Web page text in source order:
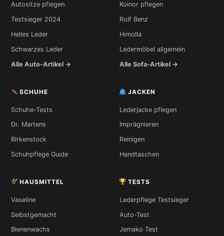
Autositze pflegen
Testsieger 2024
Helles Leder
Schwarzes Leder
Alle Auto-Artikel →
Koinor pflegen
Rolf Benz
Himolla
Ledermöbel allgemein
Alle Sofa-Artikel →
SCHUHE
Schuhe-Tests
Dr. Martens
Birkenstock
Schuhpflege Guide
JACKEN
Lederjacke pflegen
Imprägnieren
Reinigen
Handtaschen
HAUSMITTEL
Vaseline
Selbstgemacht
Bienenwachs
TESTS
Lederpflege Testsieger
Auto-Test
Jemako Test